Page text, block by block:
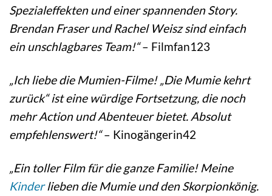
Spezialeffekten und einer spannenden Story.
Brendan Fraser und Rachel Weisz sind einfach
ein unschlagbares Team!“– Filmfan123
„Ich liebe die Mumien-Filme! „Die Mumie kehrt
zurück“ ist eine würdige Fortsetzung, die noch
mehr Action und Abenteuer bietet. Absolut
empfehlenswert!“– Kinogängerin42
„Ein toller Film für die ganze Familie! Meine
Kinderlieben die Mumie und den Skorpionkönig.